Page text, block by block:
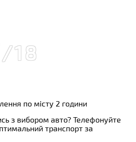
/18
по місту 2 години
з вибором авто? Телефонуйте
транспорт за